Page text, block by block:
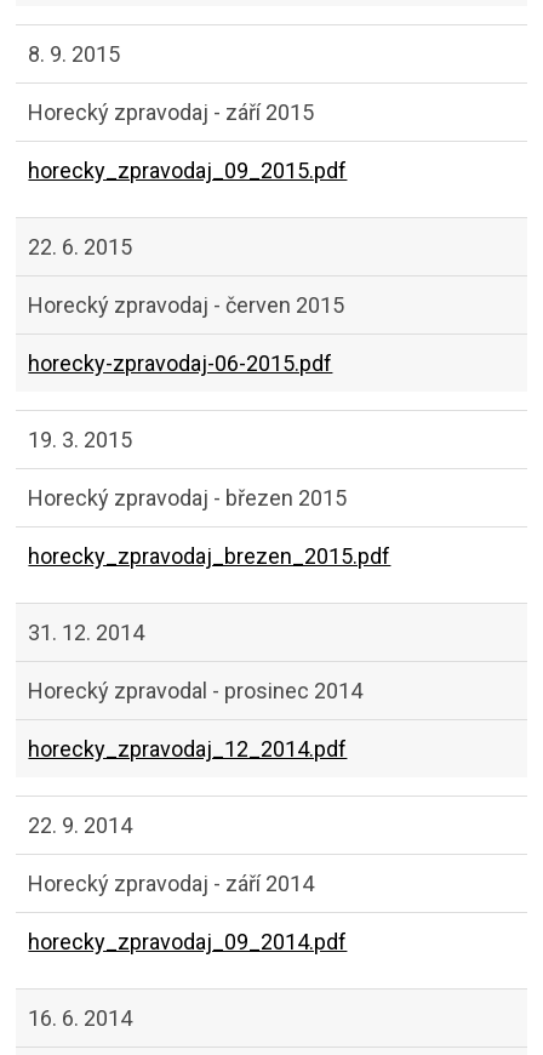
8. 9. 2015
Horecký zpravodaj - září 2015
horecky_zpravodaj_09_2015.pdf
22. 6. 2015
Horecký zpravodaj - červen 2015
horecky-zpravodaj-06-2015.pdf
19. 3. 2015
Horecký zpravodaj - březen 2015
horecky_zpravodaj_brezen_2015.pdf
31. 12. 2014
Horecký zpravodal - prosinec 2014
horecky_zpravodaj_12_2014.pdf
22. 9. 2014
Horecký zpravodaj - září 2014
horecky_zpravodaj_09_2014.pdf
16. 6. 2014